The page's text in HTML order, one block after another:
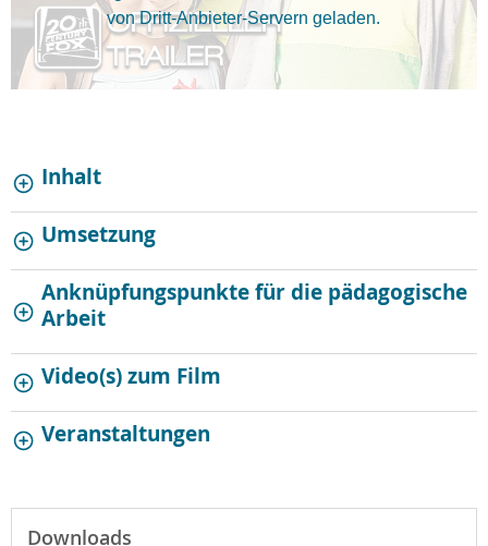
von Dritt-Anbieter-Servern geladen.
Inhalt
Umsetzung
Anknüpfungspunkte für die pädagogische
Arbeit
Video(s) zum Film
Veranstaltungen
Downloads